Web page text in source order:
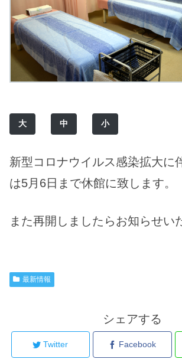
大 中 小
新型コロナウイルス感染拡大に
は5月6日まで休館に致します。
また再開しましたらお知らせい
最新情報
シェアする
Twitter Facebook